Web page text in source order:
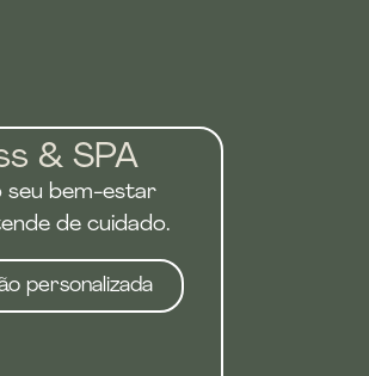
& SPA
seu bem-estar
de cuidado.
personalizada